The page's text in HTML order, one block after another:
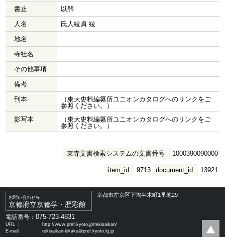
書止
以解
人名
氏人綾貞 綾
地名
寺社名
その他事項
備考
刊本
（東大史料編纂所ユニオンカタログへのリンクをご
参照ください。）
影写本
（東大史料編纂所ユニオンカタログへのリンクをご
参照ください。）
東寺文書検索システムの文書番号 1000390090000
document_id 13921
item_id 9713
お問い合わせ先
京都府立京都学・歴彩館
京都市左京区下鴨半木町1番地29
電話番号：075-723-4831
URL ：
http://www.pref.kyoto.jp/rekisaikan/
E-mail：
rekisaikan-kikaku@pref.kyoto.lg.jp